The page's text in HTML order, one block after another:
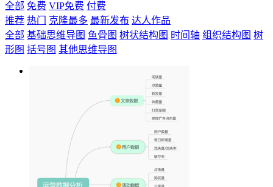
全部 免费 VIP免费 付费
推荐 热门 克隆最多 最新发布 达人作品
全部 基础思维导图 鱼骨图 树状结构图 时间轴 组织结构图 树
形图 括号图 其他思维导图